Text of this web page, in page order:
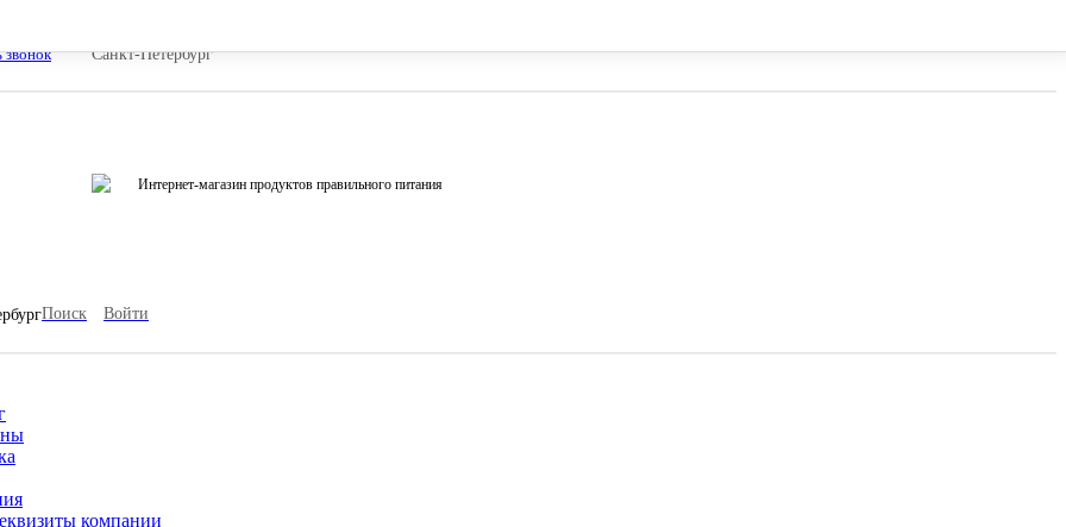
звонок Санкт-Петербург
Интернет-магазин продуктов правильного питания
Поиск Войти
компании